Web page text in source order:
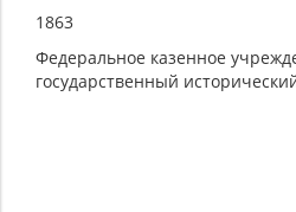
1863
Федеральное казенное
государственный